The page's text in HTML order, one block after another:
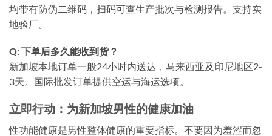
均带有防伪二维码，扫码可查生产批次与检测报告。支持实
地验厂。
Q: 下单后多久能收到货？
新加坡本地订单一般24小时内送达，马来西亚及印尼地区2-
3天。国际批发订单提供空运与海运选项。
立即行动：为新加坡男性的健康加油
性功能健康是男性整体健康的重要指标。不要因为羞涩而忽